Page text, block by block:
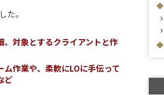
た。
対象とするクライアントと作
作業や、柔軟にLOに手伝って
ど